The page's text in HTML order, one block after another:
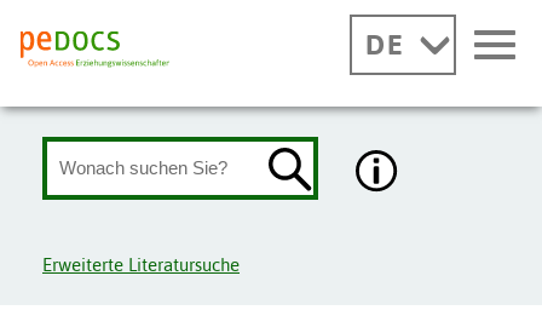
DE
Erweiterte Literatursuche